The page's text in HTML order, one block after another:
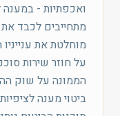
ואכפתיות -
מתחייבים לכבד
מוחלטת את
על חוזר שירות
הממונה על שוק
ביטוי מענה